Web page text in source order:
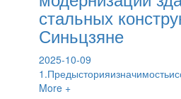
стальных
Синьцзяне
2025-10-09
More +